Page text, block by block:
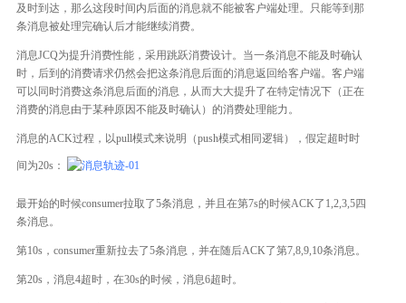
及时到达，那么这段时间内后面的消息就不能被客户端处理。只能等到那
条消息被处理完确认后才能继续消费。
消息JCQ为提升消费性能，采用跳跃消费设计。当一条消息不能及时确认
时，后到的消费请求仍然会把这条消息后面的消息返回给客户端。客户端
可以同时消费这条消息后面的消息，从而大大提升了在特定情况下（正在
消费的消息由于某种原因不能及时确认）的消费处理能力。
消息的ACK过程，以pull模式来说明（push模式相同逻辑），假定超时时
间为20s：
最开始的时候consumer拉取了5条消息，并且在第7s的时候ACK了1,2,3,5四
条消息。
第10s，consumer重新拉去了5条消息，并在随后ACK了第7,8,9,10条消息。
第20s，消息4超时，在30s的时候，消息6超时。